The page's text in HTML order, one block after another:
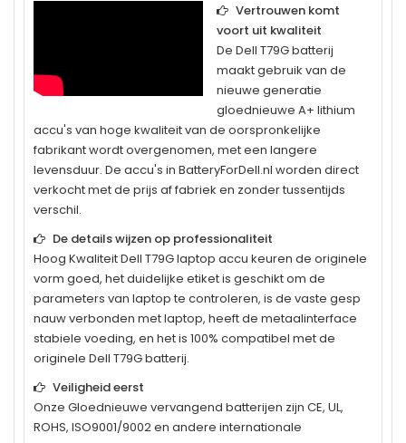
Vertrouwen komt
voort uit kwaliteit
De Dell T79Gbatterij
maakt gebruik van de
nieuwe generatie
gloednieuwe A+ lithium
accu's van hoge kwaliteit van de oorspronkelijke
fabrikant wordt overgenomen, met een langere
levensduur. De accu's in BatteryForDell.nl worden direct
verkocht met de prijs af fabriek en zonder tussentijds
verschil.
De details wijzen op professionaliteit
Hoog KwaliteitDell T79Glaptop accu keuren de originele
vorm goed, het duidelijke etiket is geschikt om de
parameters van laptop te controleren, is de vaste gesp
nauw verbonden met laptop, heeft de metaalinterface
stabiele voeding, en het is 100% compatibel met de
originele Dell T79Gbatterij.
Veiligheid eerst
Onze Gloednieuwe vervangend batterijen zijn CE, UL,
ROHS, ISO9001/9002 en andere internationale